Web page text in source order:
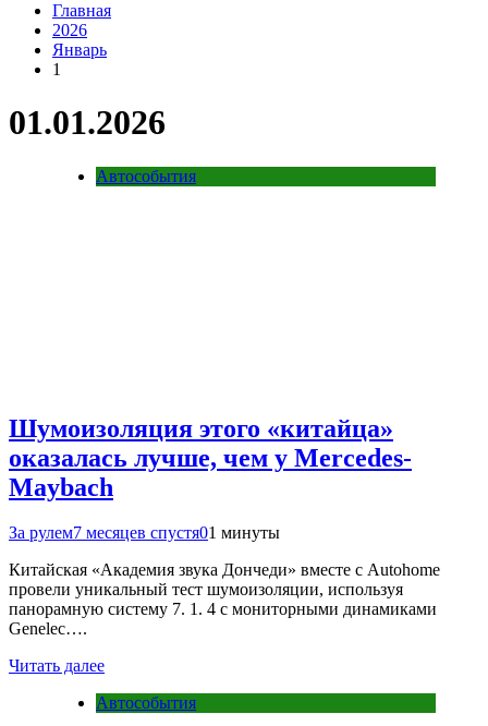
Главная
2026
Январь
1
01.01.2026
Автособытия
Шумоизоляция этого «китайца»
оказалась лучше, чем у Mercedes-
Maybach
За рулем7 месяцев спустя01 минуты
Китайская «Академия звука Дончеди» вместе с Autohome
провели уникальный тест шумоизоляции, используя
панорамную систему 7. 1. 4 с мониторными динамиками
Genelec….
Читать далее
Автособытия